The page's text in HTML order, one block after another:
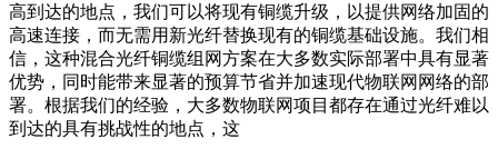
高到达的地点，我们可以将现有铜缆升级，以提供网络加固的
高速连接，而无需用新光纤替换现有的铜缆基础设施。我们相
信，这种混合光纤铜缆组网方案在大多数实际部署中具有显著
优势，同时能带来显著的预算节省并加速现代物联网网络的部
署。根据我们的经验，大多数物联网项目都存在通过光纤难以
到达的具有挑战性的地点，这